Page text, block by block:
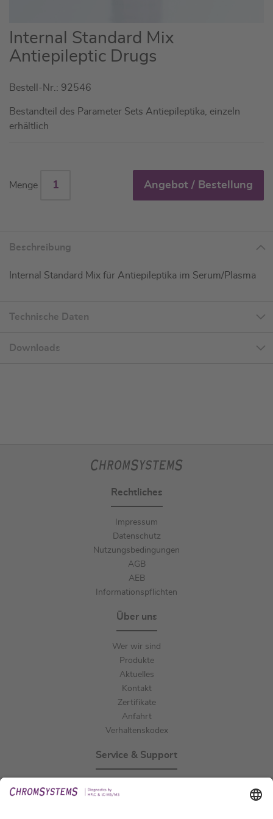
Zum
Anfang
der
springen
Internal Standard Mix
Antiepileptic Drugs
Bestell-Nr.: 92546
Bestandteil des Parameter Sets Antiepileptika, einzeln
erhältlich
Menge Angebot / Bestellung
Beschreibung
Internal Standard Mix für Antiepileptika im Serum/Plasma
Technische Daten
Downloads
Rechtliches
Impressum
Datenschutz
Nutzungsbedingungen
AGB
AEB
Informationspflichten
Über uns
Wer wir sind
Produkte
Aktuelles
Kontakt
Zertifikate
Anfahrt
Verhaltenskodex
Service & Support